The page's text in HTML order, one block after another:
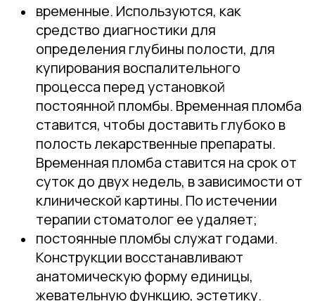
временные. Используются, как
средство диагностики для
определения глубины полости, для
купирования воспалительного
процесса перед установкой
постоянной пломбы. Временная пломба
ставится, чтобы доставить глубоко в
полость лекарственные препараты.
Временная пломба ставится на срок от
суток до двух недель, в зависимости от
клинической картины. По истечении
терапии стоматолог ее удаляет;
постоянные пломбы служат годами.
Конструкции восстанавливают
анатомическую форму единицы,
жевательную функцию, эстетику.